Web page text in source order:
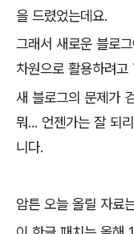
을 드렸었는데요.
그래서 새로운 블로
차원으로 활용하려고
새 블로그의 문제가
뭐... 언젠가는 잘 되
니다.
암튼 오늘 올릴 자료